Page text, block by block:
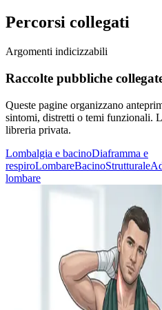
Percorsi collegati
Argomenti indicizzabili
Raccolte pubbliche
Queste pagine organizzano
sintomi, distretti o temi funzionali.
libreria privata.
Lombalgia e bacinoDiaframma e
respiroLombareBacinoStrutturale
lombare